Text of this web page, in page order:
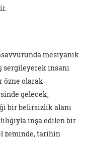
mesiyanik
sergileyerek insanı
özne olarak
gelecek,
bir belirsizlik alanı
inşa edilen bir
zeminde, tarihin